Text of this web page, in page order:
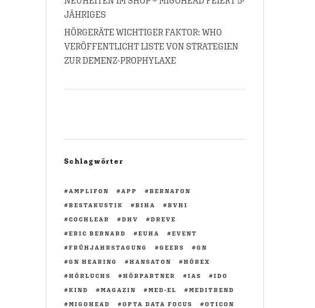
JÄHRIGES
HÖRGERÄTE WICHTIGER FAKTOR: WHO
VERÖFFENTLICHT LISTE VON STRATEGIEN
ZUR DEMENZ-PROPHYLAXE
Schlagwörter
AMPLIFON APP
BERNAFON
BESTAKUSTIK
BIHA
BVHI
COCHLEAR
DHV
DREVE
ERIC BERNARD
EUHA
EVENT
FRÜHJAHRSTAGUNG
GEERS
GN
GN HEARING
HANSATON
HÖREX
HÖRLUCHS
HÖRPARTNER IAS
IDO
KIND
MAGAZIN MED-EL
MEDITREND
MIGOHEAD
OPTA DATA FOCUS
OTICON